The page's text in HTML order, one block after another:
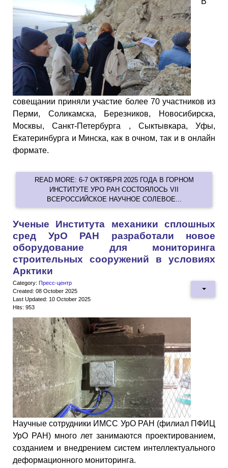
совещании приняли участие более 70 участников из
Перми, Соликамска, Березников, Новосибирска,
Москвы, Санкт-Петербурга , Сыктывкара, Уфы,
Екатеринбурга и Минска, как в очном, так и в онлайн
формате.
READ MORE: 6-7 ОКТЯБРЯ 2025 ГОДА В ГОРНОМ
ИНСТИТУТЕ УРО РАН СОСТОЯЛОСЬ VII
ВСЕРОССИЙСКОЕ НАУЧНОЕ СОЛЕВОЕ...
Ученые Института механики сплошных
сред УрО РАН разработали новое
оборудование для мониторинга
строительных сооружений в условиях
Арктики
Category: Пресс-центр
Created: 08 October 2025
Last Updated: 10 October 2025
Hits: 953
Научные сотрудники ИМСС УрО РАН (филиал ПФИЦ
УрО РАН) много лет занимаются проектированием,
созданием и внедрением систем интеллектуального
деформационного мониторинга.